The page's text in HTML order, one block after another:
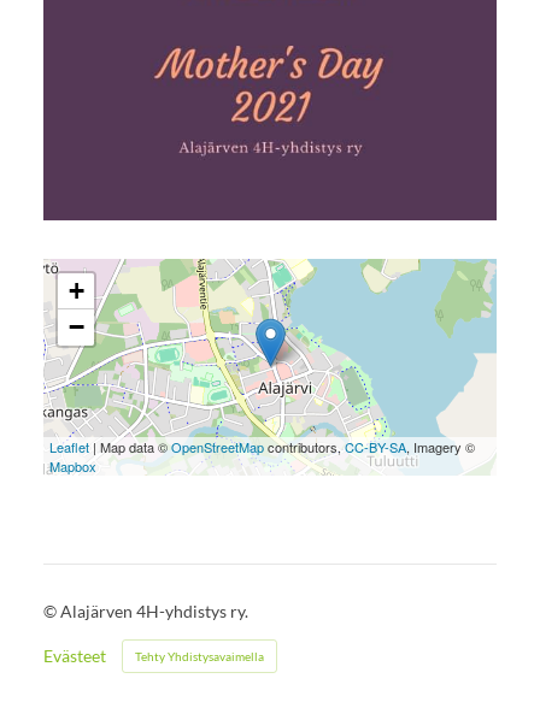
+
−
Leaflet| Map data ©OpenStreetMapcontributors,CC-BY-SA, Imagery ©
Mapbox
©Alajärven 4H-yhdistys ry.
Evästeet Tehty Yhdistysavaimella